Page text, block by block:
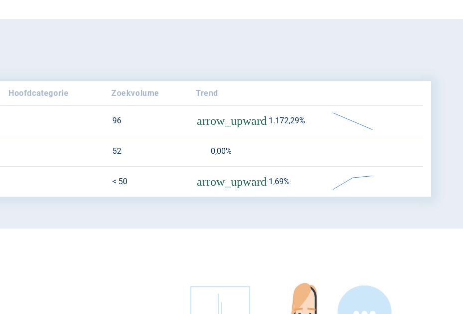
Hoofdcategorie Zoekvolume Trend
96 arrow_upward 1.172,29%
52 0,00%
< 50 arrow_upward 1,69%